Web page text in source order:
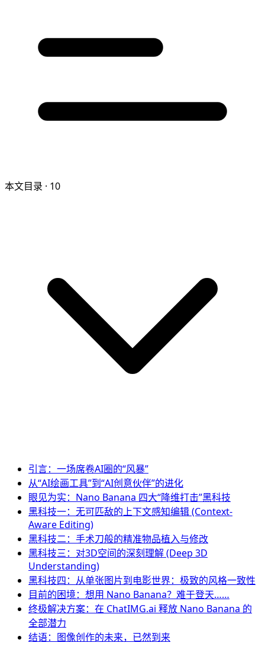
本文目录 · 10
引言：一场席卷AI圈的“风暴”
从“AI绘画工具”到“AI创意伙伴”的进化
眼见为实：Nano Banana 四大“降维打击”黑科技
黑科技一：无可匹敌的上下文感知编辑 (Context-
Aware Editing)
黑科技二：手术刀般的精准物品植入与修改
黑科技三：对3D空间的深刻理解 (Deep 3D
Understanding)
黑科技四：从单张图片到电影世界：极致的风格一致性
目前的困境：想用 Nano Banana？难于登天……
终极解决方案：在 ChatIMG.ai 释放 Nano Banana 的
全部潜力
结语：图像创作的未来，已然到来